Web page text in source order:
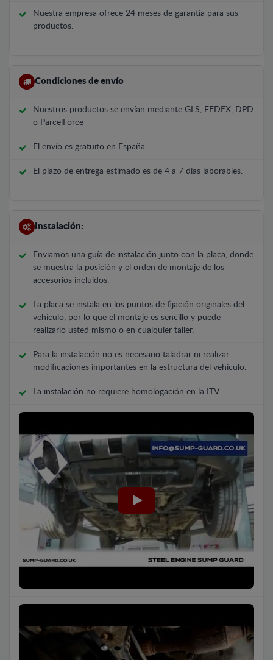
Nuestra empresa ofrece 24 meses de garantía para sus
productos.
Condiciones de envío
Nuestros productos se envían mediante GLS, FEDEX, DPD
o ParcelForce
El envío es gratuito en España.
El plazo de entrega estimado es de 4 a 7 días laborables.
Instalación:
Enviamos una guía de instalación junto con la placa, donde
se muestra la posición y el orden de montaje de los
accesorios incluidos.
La placa se instala en los puntos de fijación originales del
vehículo, por lo que el montaje es sencillo y puede
realizarlo usted mismo o en cualquier taller.
Para la instalación no es necesario taladrar ni realizar
modificaciones importantes en la estructura del vehículo.
La instalación no requiere homologación en la ITV.